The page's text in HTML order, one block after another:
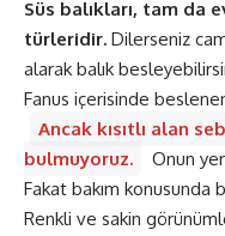
Süs balıkları, tam da
türleridir. Dilerseniz
alarak balık
Fanus içerisinde
Ancak kısıtlı alan
bulmuyoruz.
Onun
Fakat bakım konusunda
Renkli ve sakin